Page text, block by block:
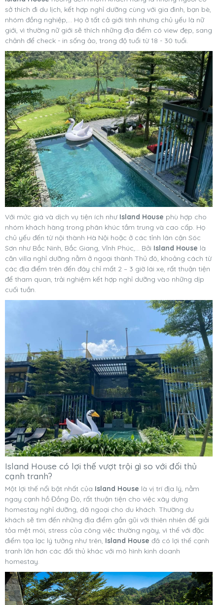
sở thích đi du lịch, kết hợp nghỉ dưỡng cùng với gia đinh, bạn bè,
nhóm đồng nghiệp,… Họ ở tất cả giới tính nhưng chủ yếu là nữ
giới, vì thường nữ giới sẽ thích những địa điểm có view đẹp, sang
chảnh để check - in sống ảo, trong độ tuổi từ 18 - 30 tuổi.
Với mức giá và dịch vụ tiện ích như Island House phù hợp cho
nhóm khách hàng trong phân khúc tầm trung và cao cấp. Họ
chủ yếu đến từ nội thành Hà Nội hoặc ở các tỉnh lân cận Sóc
Sơn như Bắc Ninh, Bắc Giang, Vĩnh Phúc,… Bởi Island House là
căn villa nghỉ dưỡng nằm ở ngoại thành Thủ đô, khoảng cách từ
các địa điểm trên đến đây chỉ mất 2 – 3 giờ lái xe, rất thuận tiện
để tham quan, trải nghiệm kết hợp nghỉ dưỡng vào những dịp
cuối tuần.
Island House có lợi thế vượt trội gì so với đối thủ
cạnh tranh?
Một lợi thế nổi bật nhất của Island House là vị trí địa lý, nằm
ngay cạnh hồ Đồng Đò, rất thuận tiện cho việc xây dựng
homestay nghỉ dưỡng, dã ngoại cho du khách. Thường du
khách sẽ tìm đến những địa điểm gần gũi với thiên nhiên để giải
tỏa mệt mói, stress của công việc thường ngày, vì thế với đặc
điểm tọa lạc lý tưởng như trên, Island House đã có lợi thế cạnh
tranh lớn hơn các đối thủ khác với mô hình kinh doanh
homestay.